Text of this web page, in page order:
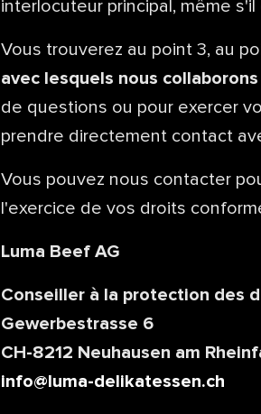
interlocuteur principal, même
Vous trouverez au point 3, au
avec lesquels nous collaborons
de questions ou pour exercer
prendre directement contact
Vous pouvez nous contacter
l'exercice de vos droits
Luma Beef AG
Conseiller à la protection des
Gewerbestrasse 6
CH-8212 Neuhausen am
info@luma-delikatessen.ch